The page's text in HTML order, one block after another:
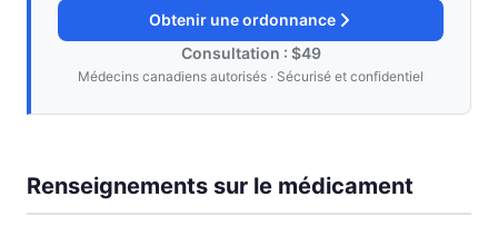
Obtenir une ordonnance
Consultation : $49
Médecins canadiens autorisés · Sécurisé et confidentiel
Renseignements sur le médicament